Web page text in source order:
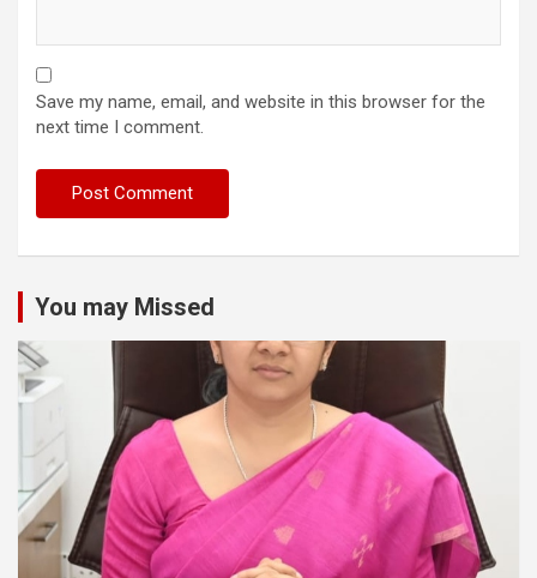
Save my name, email, and website in this browser for the
next time I comment.
You may Missed